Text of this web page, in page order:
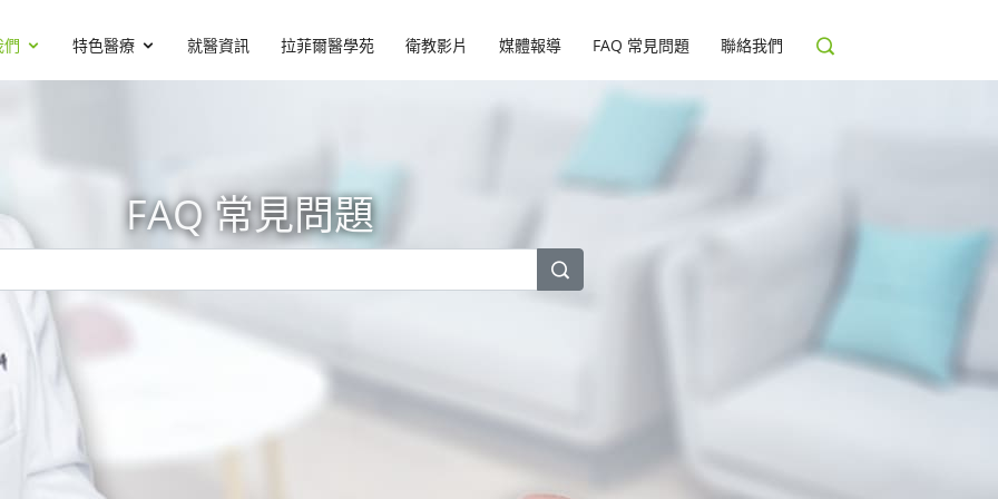
們 特色醫療 就醫資訊 拉菲爾醫學苑 衛教影片 媒體報導 FAQ 常見問題 聯絡我們
FAQ 常見問題